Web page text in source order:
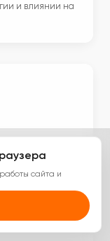
и влиянии на
сайта и